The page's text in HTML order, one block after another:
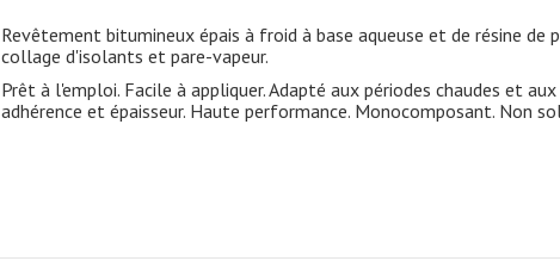
Revêtement bitumineux épais à froid à base aqueuse et de résine de
collage d'isolants et pare-vapeur.
Prêt à l'emploi. Facile à appliquer. Adapté aux périodes chaudes et
adhérence et épaisseur. Haute performance. Monocomposant. Non